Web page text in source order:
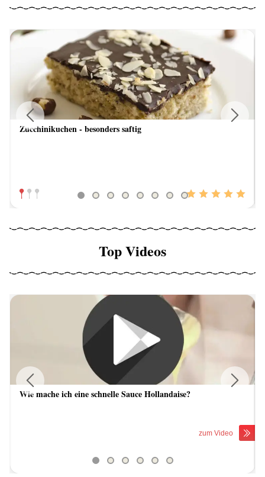
Zucchinikuchen - besonders saftig
Previous
Top Videos
Wie mache ich eine schnelle Sauce Hollandaise?
zum Video
Previous